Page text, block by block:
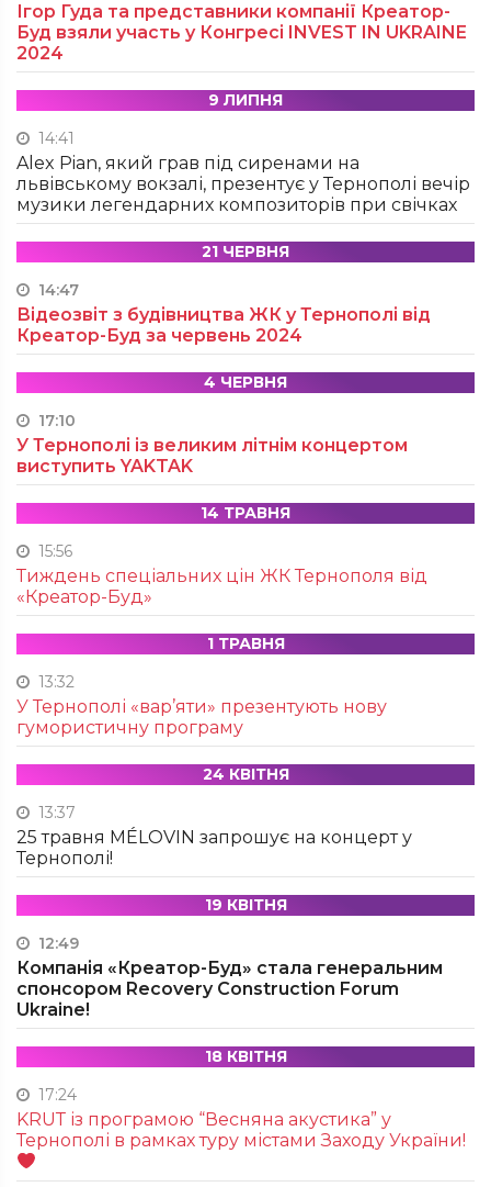
Ігор Гуда та представники компанії Креатор-
Буд взяли участь у Конгресі INVEST IN UKRAINE
2024
9 ЛИПНЯ
14:41
Alex Pian, який грав під сиренами на
львівському вокзалі, презентує у Тернополі вечір
музики легендарних композиторів при свічках
21 ЧЕРВНЯ
14:47
Відеозвіт з будівництва ЖК у Тернополі від
Креатор-Буд за червень 2024
4 ЧЕРВНЯ
17:10
У Тернополі із великим літнім концертом
виступить YAKTAK
14 ТРАВНЯ
15:56
Тиждень спеціальних цін ЖК Тернополя від
«Креатор-Буд»
1 ТРАВНЯ
13:32
У Тернополі «вар’яти» презентують нову
гумористичну програму
24 КВІТНЯ
13:37
25 травня MÉLOVIN запрошує на концерт у
Тернополі!
19 КВІТНЯ
12:49
Компанія «Креатор-Буд» стала генеральним
спонсором Recovery Construction Forum
Ukraine!
18 КВІТНЯ
17:24
KRUТ із програмою “Весняна акустика” у
Тернополі в рамках туру містами Заходу України!